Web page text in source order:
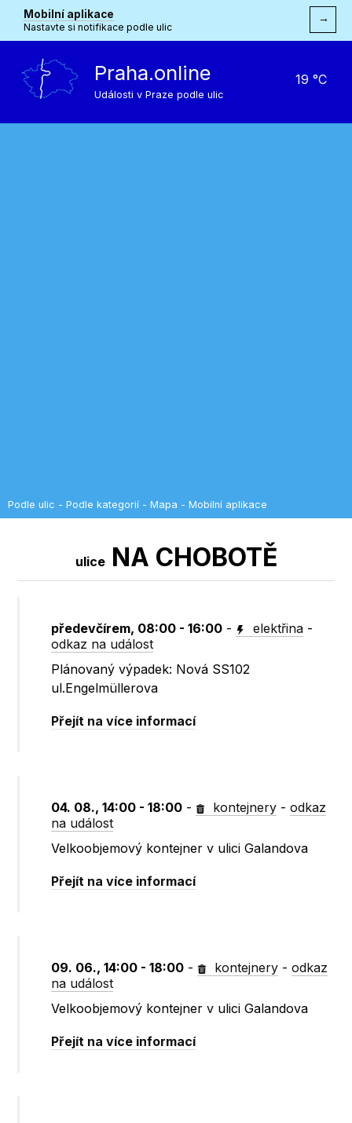
Mobilní aplikace
Nastavte si notifikace podle ulic
→
Praha.online
Události v Praze podle ulic
19 °C
Podle ulic - Podle kategorií - Mapa - Mobilní aplikace
uliceNA CHOBOTĚ
předevčírem, 08:00 - 16:00 - elektřina -
odkaz na událost
Plánovaný výpadek: Nová SS102
ul.Engelmüllerova
Přejít na více informací
04. 08., 14:00 - 18:00 - kontejnery -odkaz
na událost
Velkoobjemový kontejner v ulici Galandova
Přejít na více informací
09. 06., 14:00 - 18:00 - kontejnery -odkaz
na událost
Velkoobjemový kontejner v ulici Galandova
Přejít na více informací